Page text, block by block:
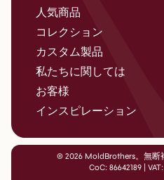
人気商品
コレクション
カスタム製品
私たちに関しては
お客様
インスピレーション
© 2026 MoldBrothers。無断
CoC: 86642189 |